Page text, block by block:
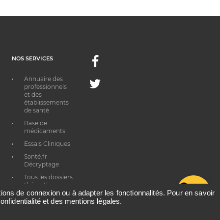
NOS SERVICES
Annuaire des
professionnels
et des
établissements
de santé
Base de
médicaments
Essais Cliniques
Santé.fr
Décryptage
Tous les dossiers
thématiques
Facebook
Twitter
de connexion ou à adapter les fonctionnalités. Pour en savoir
et des mentions légales.